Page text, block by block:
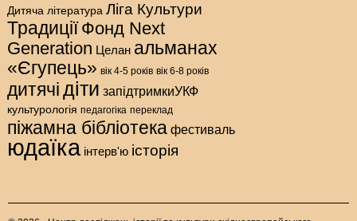
Дитяча література Ліга Культури
ТрадиціїФонд Next
Generation Целан альманах
«Єгупець» вік 4-5 років вік 6-8 років
дитячі діти запідтримкиУКФ
культурологія педагогіка переклад
піжамна бібліотека фестиваль
юдаїка інтерв'ю історія